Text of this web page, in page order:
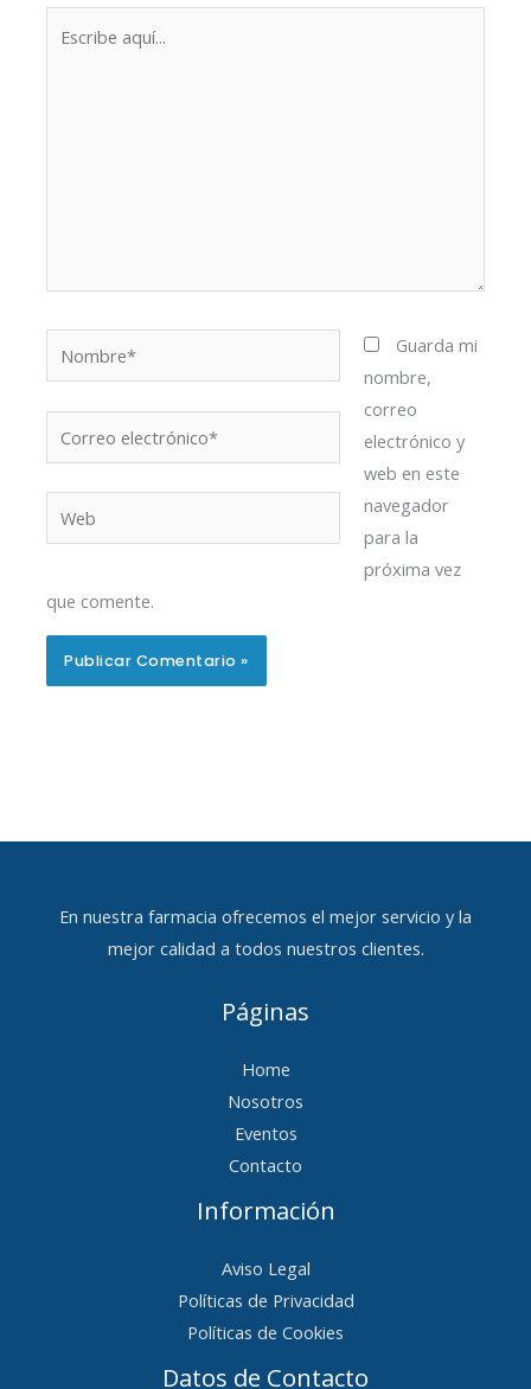
Nombre*
electrónico*
Guarda mi
nombre,
correo
electrónico y
web en este
navegador
para la
próxima vez
que comente.
En nuestra farmacia ofrecemos el mejor servicio y la
mejor calidad a todos nuestros clientes.
Páginas
Home
Nosotros
Eventos
Contacto
Información
Aviso Legal
Políticas de Privacidad
Políticas de Cookies
Datos de Contacto